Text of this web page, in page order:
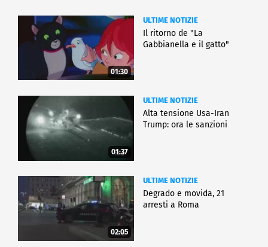
01:30
ULTIME NOTIZIE
Il ritorno de "La
Gabbianella e il gatto"
01:37
ULTIME NOTIZIE
Alta tensione Usa-Iran
Trump: ora le sanzioni
02:05
ULTIME NOTIZIE
Degrado e movida, 21
arresti a Roma